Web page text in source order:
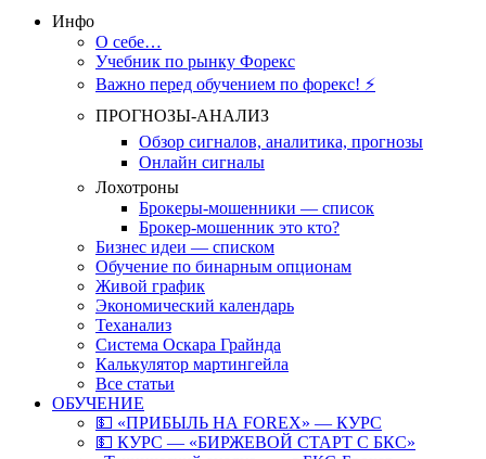
Инфо
О себе…
Учебник по рынку Форекс
Важно перед обучением по форекс! ⚡
ПРОГНОЗЫ-АНАЛИЗ
Обзор сигналов, аналитика, прогнозы
Онлайн сигналы
Лохотроны
Брокеры-мошенники — список
Брокер-мошенник это кто?
Бизнес идеи — списком
Обучение по бинарным опционам
Живой график
Экономический календарь
Теханализ
Система Оскара Грайнда
Калькулятор мартингейла
Все статьи
ОБУЧЕНИЕ
💵 «ПРИБЫЛЬ НА FOREX» — КУРС
💵 КУРС — «БИРЖЕВОЙ СТАРТ С БКС»